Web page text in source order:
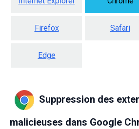
Firefox Safari
Edge
Suppression des
malicieuses dans Google